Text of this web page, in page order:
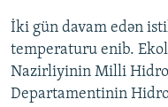
XƏBƏR BÜLLETENLƏRIMIZ
İki gün davam edən
temperaturu enib.
Nazirliyinin Milli
Departamentinin